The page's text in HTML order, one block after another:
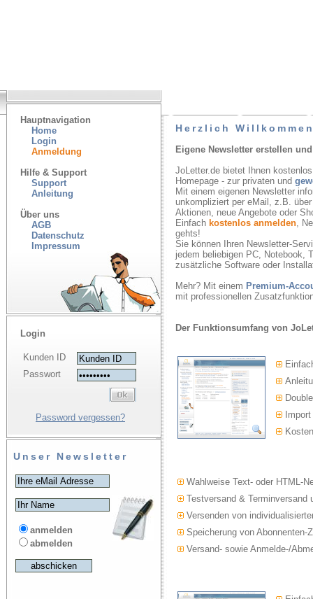
Hauptnavigation
Home
Login
Anmeldung
Hilfe & Support
Support
Anleitung
Über uns
AGB
Datenschutz
Impressum
Login
Kunden ID
Passwort
Password vergessen?
Unser Newsletter
anmelden
abmelden
Herzlich
Eigene Newsletter erstellen
JoLetter.de bietet Ihnen
Homepage - zur privaten und
Mit einem eigenen Newsletter
unkompliziert per eMail, z.B.
Aktionen, neue Angebote oder
Einfach kostenlos anmelden,
gehts!
Sie können Ihren Newsletter-
jedem beliebigen PC, Notebook,
zusätzliche Software oder
Mehr? Mit einem Premium-
mit professionellen
Der Funktionsumfang von
Wahlweise Text- oder HTML-
Testversand & Terminversand
Versenden von
Speicherung von Abonnenten-
Versand- sowie Anmelde-/